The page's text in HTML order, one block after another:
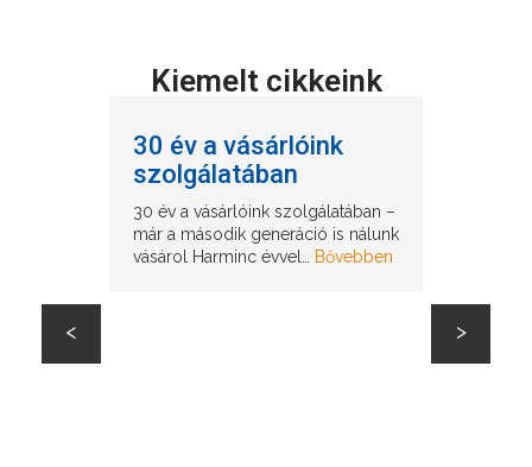
Kiemelt cikkeink
30 év a vásárlóink
szolgálatában
30 év a vásárlóink szolgálatában –
már a második generáció is nálunk
vásárol Harminc évvel… Bővebben
< >